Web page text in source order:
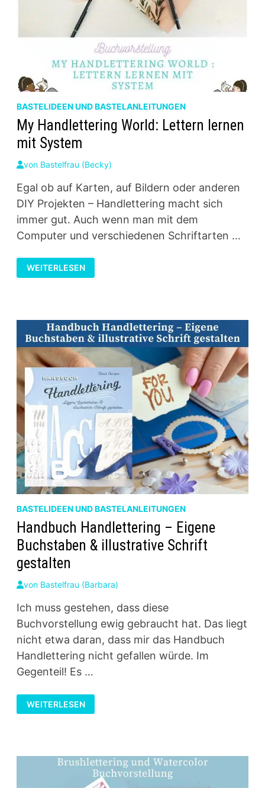
BASTELIDEEN UND BASTELANLEITUNGEN
My Handlettering World: Lettern lernen
mit System
von Bastelfrau (Becky)
Egal ob auf Karten, auf Bildern oder anderen
DIY Projekten – Handlettering macht sich
immer gut. Auch wenn man mit dem
Computer und verschiedenen Schriftarten …
MY
HANDLETTERING
WORLD:
WEITERLESEN
BASTELIDEEN UND BASTELANLEITUNGEN
Handbuch Handlettering – Eigene
Buchstaben & illustrative Schrift
gestalten
von Bastelfrau (Barbara)
Ich muss gestehen, dass diese
Buchvorstellung ewig gebraucht hat. Das liegt
nicht etwa daran, dass mir das Handbuch
Handlettering nicht gefallen würde. Im
Gegenteil! Es …
HANDBUCH
HANDLETTERING
–
SCHRIFT
GESTALTEN
WEITERLESEN